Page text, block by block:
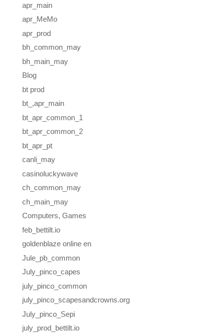
apr_main
apr_MeMo
apr_prod
bh_common_may
bh_main_may
Blog
bt prod
bt_,apr_main
bt_apr_common_1
bt_apr_common_2
bt_apr_pt
canli_may
casinoluckywave
ch_common_may
ch_main_may
Computers, Games
feb_bettilt.io
goldenblaze online en
Jule_pb_common
July_pinco_capes
july_pinco_common
july_pinco_scapesandcrowns.org
July_pinco_Sepi
july_prod_bettilt.io